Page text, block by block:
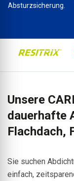
Absturzsicherung.
Unsere
dauerhafte
Flachdach,
Sie suchen
einfach,